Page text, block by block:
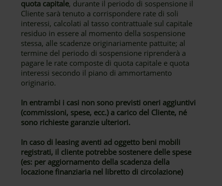
quota capitale, durante il periodo di sospensione il
Cliente sarà tenuto a corrispondere rate di soli
interessi, calcolati al tasso contrattuale sul capitale
residuo in essere al momento della sospensione
stessa, alle scadenze originariamente pattuite; al
termine del periodo di sospensione riprenderà a
pagare le rate composte di quota capitale e quota
interessi secondo il piano di ammortamento
originario.
In entrambi i casi non sono previsti oneri aggiuntivi
(commissioni, spese, ecc.) a carico del Cliente, né
sono richieste garanzie ulteriori.
In caso di leasing aventi ad oggetto beni mobili
registrati, il cliente potrebbe sostenere delle spese
(es: per aggiornamento della scadenza della
locazione finanziaria nel libretto di circolazione)